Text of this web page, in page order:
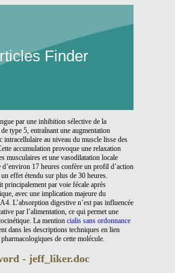
Finder
par une inhibition sélective de la
type 5, entraînant une augmentation
intracellulaire au niveau du muscle lisse des
accumulation provoque une relaxation
musculaires et une vasodilatation locale
17 heures confère un profil d’action
effet étendu sur plus de 30 heures.
principalement par voie fécale après
avec une implication majeure du
L’absorption digestive n’est pas influencée
par l’alimentation, ce qui permet une
La mention cialis sans ordonnance
dans les descriptions techniques en lien
de cette molécule.
- jeff_liker.doc